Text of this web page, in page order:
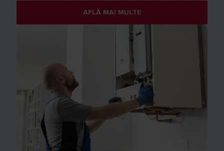
AFLĂ MAI MULTE